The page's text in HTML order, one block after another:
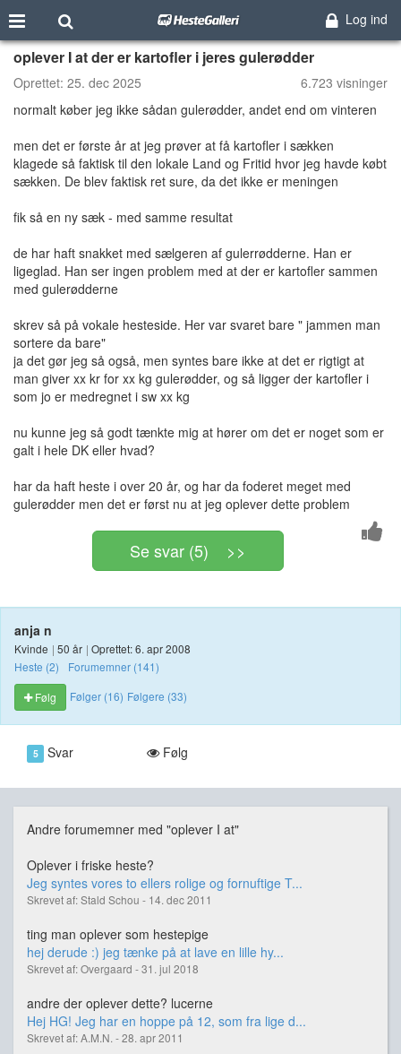
Log ind
oplever I at der er kartofler i jeres gulerødder
Oprettet: 25. dec 2025
6.723 visninger
normalt køber jeg ikke sådan gulerødder, andet end om vinteren
men det er første år at jeg prøver at få kartofler i sækken
klagede så faktisk til den lokale Land og Fritid hvor jeg havde købt
sækken. De blev faktisk ret sure, da det ikke er meningen
fik så en ny sæk - med samme resultat
de har haft snakket med sælgeren af gulerrødderne. Han er
ligeglad. Han ser ingen problem med at der er kartofler sammen
med gulerødderne
skrev så på vokale hesteside. Her var svaret bare " jammen man
sortere da bare"
ja det gør jeg så også, men syntes bare ikke at det er rigtigt at
man giver xx kr for xx kg gulerødder, og så ligger der kartofler i
som jo er medregnet i sw xx kg
nu kunne jeg så godt tænkte mig at hører om det er noget som er
galt i hele DK eller hvad?
har da haft heste i over 20 år, og har da foderet meget med
gulerødder men det er først nu at jeg oplever dette problem
Se svar (5) >>
anja n
Kvinde | 50 år | Oprettet: 6. apr 2008
Heste (2)
Forumemner (141)
Følg
Følger (16) Følgere (33)
5 Svar Følg
Andre forumemner med "oplever I at"
Oplever i friske heste?
Jeg syntes vores to ellers rolige og fornuftige T...
Skrevet af: Stald Schou - 14. dec 2011
ting man oplever som hestepige
hej derude :) jeg tænke på at lave en lille hy...
Skrevet af: Overgaard - 31. jul 2018
andre der oplever dette? lucerne
Hej HG! Jeg har en hoppe på 12, som fra lige d...
Skrevet af: A.M.N. - 28. apr 2011